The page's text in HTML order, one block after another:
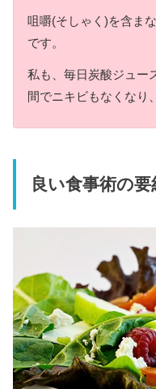
咀嚼(そしゃく)を含ま
です。
私も、毎日炭酸ジュー
間でニキビもなくなり
良い食事術の要